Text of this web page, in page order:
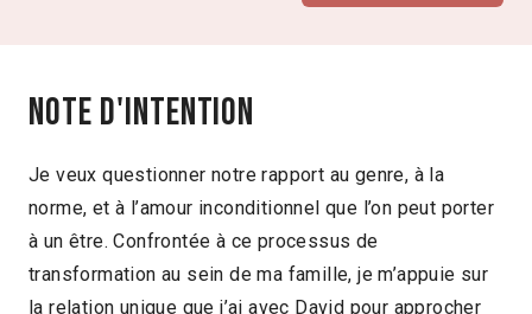
Note d'intention
Je veux questionner notre rapport au genre, à la
norme, et à l’amour inconditionnel que l’on peut porter
à un être. Confrontée à ce processus de
transformation au sein de ma famille, je m’appuie sur
la relation unique que j’ai avec David pour approcher